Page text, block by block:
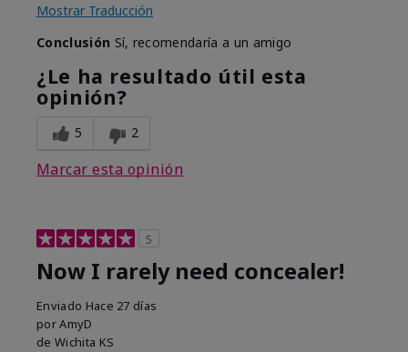
Mostrar Traducción
Conclusión Sí, recomendaría a un amigo
¿Le ha resultado útil esta
opinión?
5 2
Marcar esta opinión
5
Now I rarely need concealer!
Enviado Hace 27 días
porAmyD
de Wichita KS